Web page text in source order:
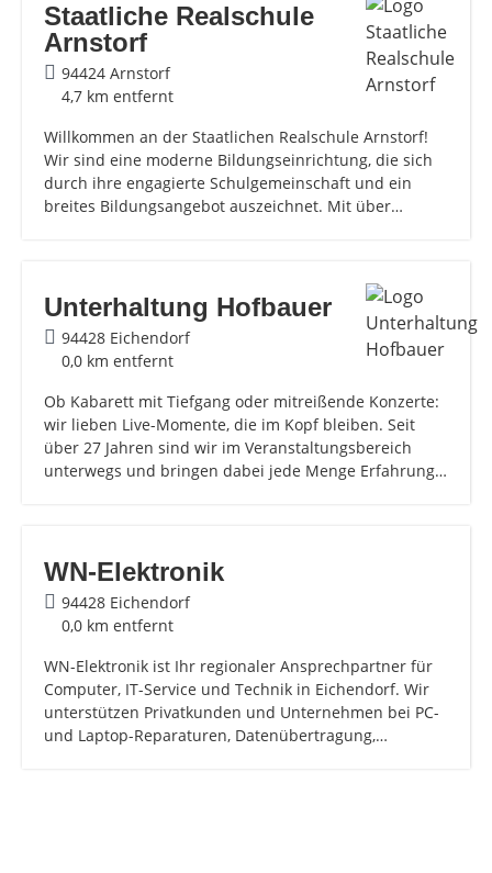
Staatliche Realschule
Arnstorf
94424 Arnstorf
4,7 km entfernt
Willkommen an der Staatlichen Realschule Arnstorf!
Wir sind eine moderne Bildungseinrichtung, die sich
durch ihre engagierte Schulgemeinschaft und ein
breites Bildungsangebot auszeichnet. Mit über…
Unterhaltung Hofbauer
94428 Eichendorf
0,0 km entfernt
Ob Kabarett mit Tiefgang oder mitreißende Konzerte:
wir lieben Live-Momente, die im Kopf bleiben. Seit
über 27 Jahren sind wir im Veranstaltungsbereich
unterwegs und bringen dabei jede Menge Erfahrung…
WN-Elektronik
94428 Eichendorf
0,0 km entfernt
WN-Elektronik ist Ihr regionaler Ansprechpartner für
Computer, IT-Service und Technik in Eichendorf. Wir
unterstützen Privatkunden und Unternehmen bei PC-
und Laptop-Reparaturen, Datenübertragung,…